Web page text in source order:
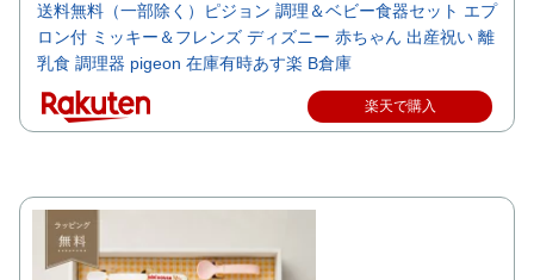
送料無料（一部除く）ピジョン 調理＆ベビー食器セット エプ
ロン付 ミッキー＆フレンズ ディズニー 赤ちゃん 出産祝い 離
乳食 調理器 pigeon 在庫有時あす楽 B倉庫
楽天で購入